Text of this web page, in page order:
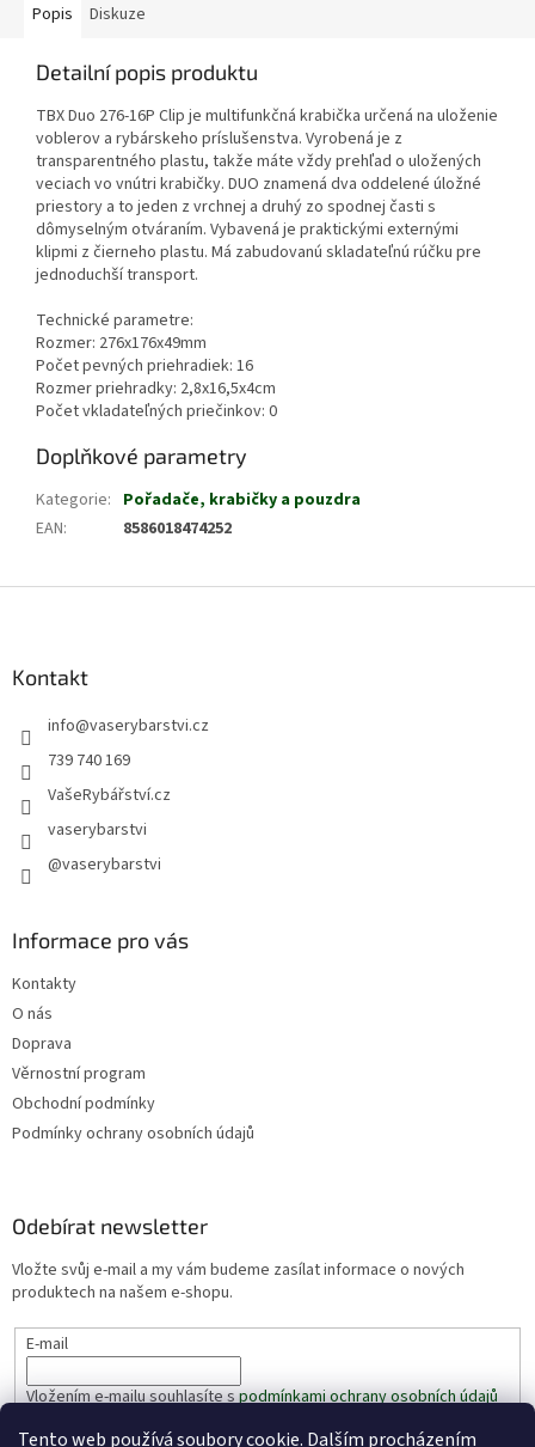
Tento web používá soubory cookie. Dalším procházením
Popis Diskuze
Detailní popis produktu
TBX Duo 276-16P Clip je multifunkčná krabička určená na uloženie
voblerov a rybárskeho príslušenstva. Vyrobená je z
transparentného plastu, takže máte vždy prehľad o uložených
veciach vo vnútri krabičky. DUO znamená dva oddelené úložné
priestory a to jeden z vrchnej a druhý zo spodnej časti s
dômyselným otváraním. Vybavená je praktickými externými
klipmi z čierneho plastu. Má zabudovanú skladateľnú rúčku pre
jednoduchší transport.
Technické parametre:
Rozmer: 276x176x49mm
Počet pevných priehradiek: 16
Rozmer priehradky: 2,8x16,5x4cm
Počet vkladateľných priečinkov: 0
Doplňkové parametry
Kategorie: Pořadače, krabičky a pouzdra
EAN: 8586018474252
Kontakt
info@vaserybarstvi.cz
739 740 169
VašeRybářství.cz
vaserybarstvi
@vaserybarstvi
Informace pro vás
Kontakty
O nás
Doprava
Věrnostní program
Obchodní podmínky
Podmínky ochrany osobních údajů
Odebírat newsletter
Vložte svůj e-mail a my vám budeme zasílat informace o nových
produktech na našem e-shopu.
E-mail
Vložením e-mailu souhlasíte spodmínkami ochrany osobních údajů